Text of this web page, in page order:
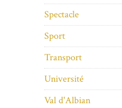
Spectacle
Sport
Transport
Université
Val d'Albian